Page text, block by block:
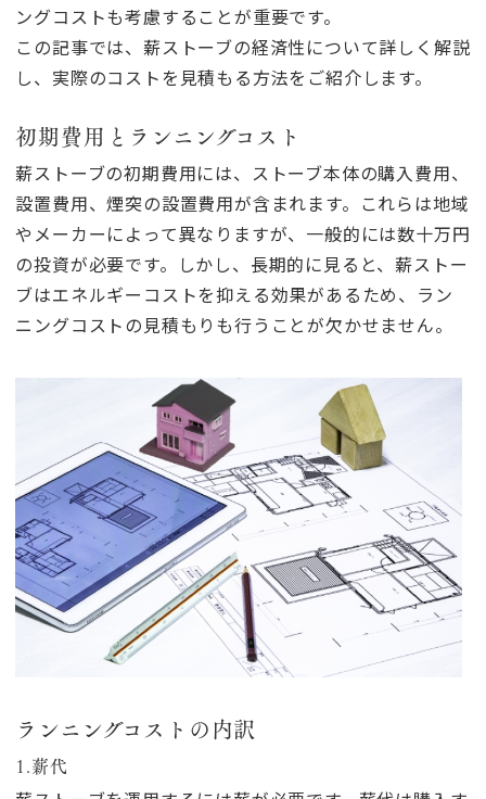
ングコストも考慮することが重要です。
この記事では、薪ストーブの経済性について詳しく解説
し、実際のコストを見積もる方法をご紹介します。
初期費用とランニングコスト
薪ストーブの初期費用には、ストーブ本体の購入費用、
設置費用、煙突の設置費用が含まれます。これらは地域
やメーカーによって異なりますが、一般的には数十万円
の投資が必要です。しかし、長期的に見ると、薪ストー
ブはエネルギーコストを抑える効果があるため、ラン
ニングコストの見積もりも行うことが欠かせません。
ランニングコストの内訳
1.薪代